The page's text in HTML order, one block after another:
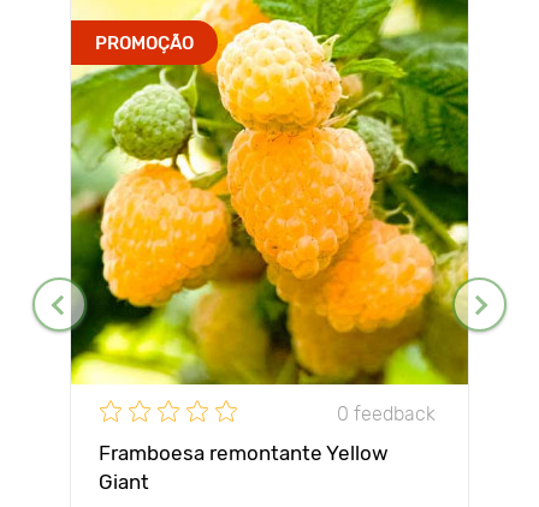
PROMOÇÃO
0 feedback
Framboesa remontante Yellow
Giant